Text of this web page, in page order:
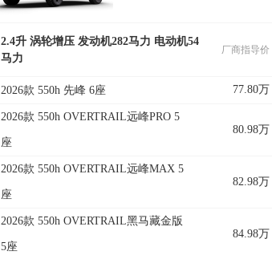
2.4升 涡轮增压 发动机282马力 电动机54
马力
厂商指导价
2026款 550h 先峰 6座 77.80万
2026款 550h OVERTRAIL远峰PRO 5
座
80.98万
2026款 550h OVERTRAIL远峰MAX 5
座
82.98万
2026款 550h OVERTRAIL黑马藏金版
5座
84.98万